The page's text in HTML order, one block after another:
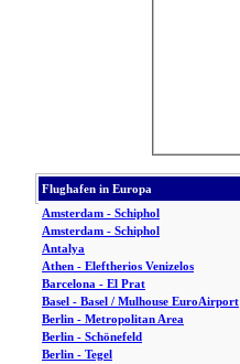
Flughafen in Europa
Amsterdam - Schiphol
Amsterdam - Schiphol
Antalya
Athen - Eleftherios Venizelos
Barcelona - El Prat
Basel - Basel / Mulhouse EuroAirport
Berlin - Metropolitan Area
Berlin - Schönefeld
Berlin - Tegel